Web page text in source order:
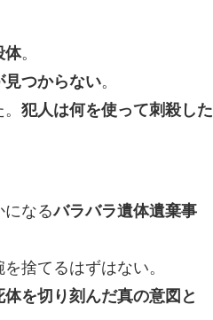
体
見つからない
。犯人は何を使って刺殺した
になるバラバラ遺体遺棄事
捨てるはずはない。
体を切り刻んだ真の意図と